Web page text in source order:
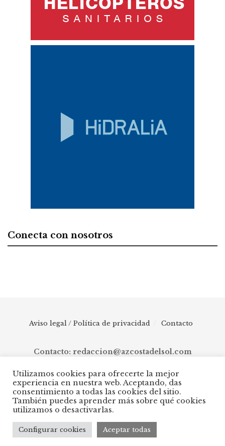
Conecta con nosotros
Aviso legal / Política de privacidad Contacto
Contacto: redaccion@azcostadelsol.com
© 2025 AZ Costa del Sol - Diario digital de Málaga capital hasta
Manilva, pasando por Torremolinos, Benalmádena, Fuengirola,
Mijas, Ojén, Marbella, Istán, Benahavís, Estepona y Casares.
Utilizamos cookies para ofrecerte la mejor
experiencia en nuestra web. Aceptando, das
consentimiento a todas las cookies del sitio.
También puedes aprender más sobre qué cookies
utilizamos o desactivarlas.
Configurar cookies Aceptar todas